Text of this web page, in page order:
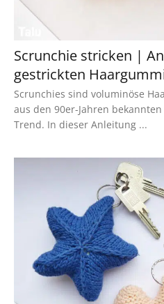
Scrunchie stricken |
gestrickten
Scrunchies sind voluminöse
aus den 90er-Jahren
Trend. In dieser Anleitung ...